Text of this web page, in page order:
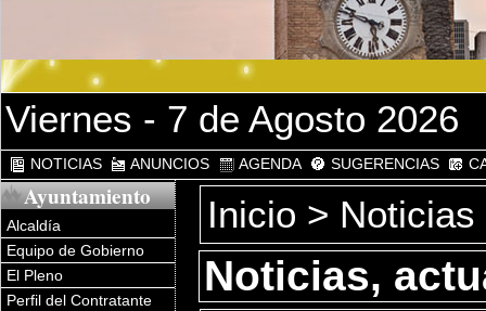
Viernes - 7 de Agosto 2026
NOTICIAS ANUNCIOS AGENDA SUGERENCIAS
Ayuntamiento
Alcaldía
Equipo de Gobierno
El Pleno
Perfil del Contratante
Inicio > Noticias
Noticias,